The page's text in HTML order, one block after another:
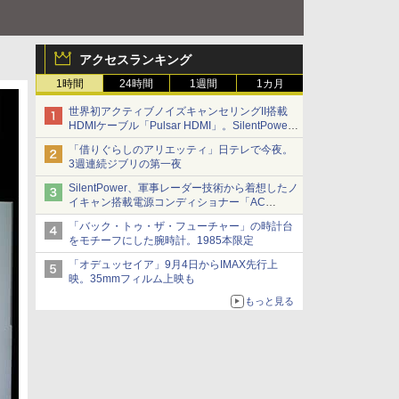
アクセスランキング
1時間 24時間 1週間 1カ月
世界初アクティブノイズキャンセリングII搭載
HDMIケーブル「Pulsar HDMI」。SilentPower
から
「借りぐらしのアリエッティ」日テレで今夜。
3週連続ジブリの第一夜
SilentPower、軍事レーダー技術から着想したノ
イキャン搭載電源コンディショナー「AC
iPurifier2」
「バック・トゥ・ザ・フューチャー」の時計台
をモチーフにした腕時計。1985本限定
「オデュッセイア」9月4日からIMAX先行上
映。35mmフィルム上映も
もっと見る